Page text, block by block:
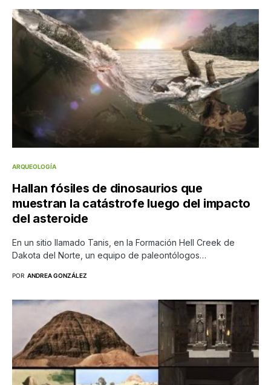
ARQUEOLOGÍA
Hallan fósiles de dinosaurios que
muestran la catástrofe luego del impacto
del asteroide
En un sitio llamado Tanis, en la Formación Hell Creek de
Dakota del Norte, un equipo de paleontólogos…
POR ANDREA GONZÁLEZ